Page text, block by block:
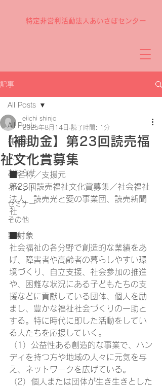
特定非営利活動法人あいさぽセンター
記事
All Posts
補助金
スクール
お知らせ
イベント
セミナー
その他
募集
All Posts
【補助金】第23回読売福
祉文化賞募集
eiichi shinjo
2025年8月14日 読了時間: 1分
■名称／支援元
第23回読売福祉文化賞募集／社会福祉
法人　読売光と愛の事業団、読売新聞
社
■対象
社会福祉の各分野で創造的な業績をあ
げ、障害者や高齢者の暮らしやすい環
境づくり、自立支援、社会参加の推進
や、困難な状況にある子どもたちの支
援などに貢献している団体、個人を励
まし、豊かな福祉社会づくりの一助と
する。特に時代に即した活動をしてい
る人たちを応援していく。
（1）公益性ある創造的な事業で、ハン
ディを持つ方や地域の人々に元気を与
え、ネットワークを広げている。
（2）個人または団体が生き生きとした